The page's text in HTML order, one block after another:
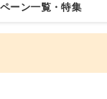
ーン一覧・特集